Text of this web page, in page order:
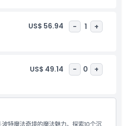
US$ 56.94 - 1 +
US$ 49.14 - 0 +
特魔法奇境的魔法魅力。探索10个沉